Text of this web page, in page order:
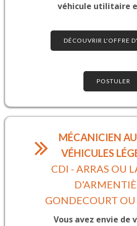
véhicule utilitaire
DÉCOUVRIR L'OFFRE
POSTULER
MÉCANICIEN
VÉHICULES
CDI - ARRAS OU
GONDECOURT
Vous avez envie de